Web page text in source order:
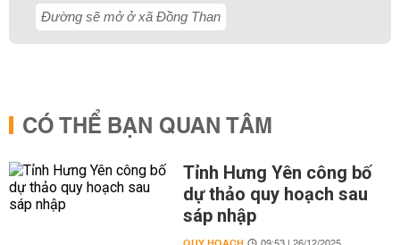
Đường sẽ mở ở xã Đồng Than
CÓ THỂ BẠN QUAN TÂM
Tỉnh Hưng Yên công bố
dự thảo quy hoạch sau
sáp nhập